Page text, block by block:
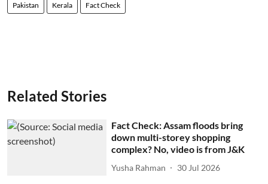
Pakistan Kerala Fact Check
Related Stories
Fact Check: Assam floods bring
down multi-storey shopping
complex? No, video is from J&K
Yusha Rahman 30 Jul 2026